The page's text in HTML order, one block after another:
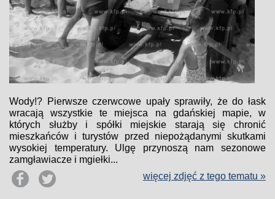
Wody!? Pierwsze czerwcowe upały sprawiły, że do łask
wracają wszystkie te miejsca na gdańskiej mapie, w
których służby i spółki miejskie starają się chronić
mieszkańców i turystów przed niepożądanymi skutkami
wysokiej temperatury. Ulgę przynoszą nam sezonowe
zamgławiacze i mgiełki...
więcej zdjęć z tego tematu »